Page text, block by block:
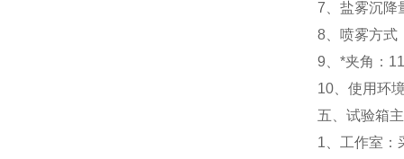
7、盐雾沉降
8、喷雾方式
9、*夹角：
10、使用环
五、试验箱
1、工作室：